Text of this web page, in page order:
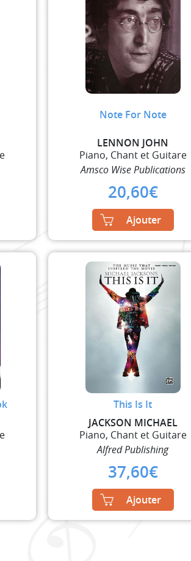
Note For Note
LENNON JOHN
Piano, Chant et Guitare
Amsco Wise Publications
20,60€
Ajouter
This Is It
JACKSON MICHAEL
Piano, Chant et Guitare
Alfred Publishing
37,60€
Ajouter